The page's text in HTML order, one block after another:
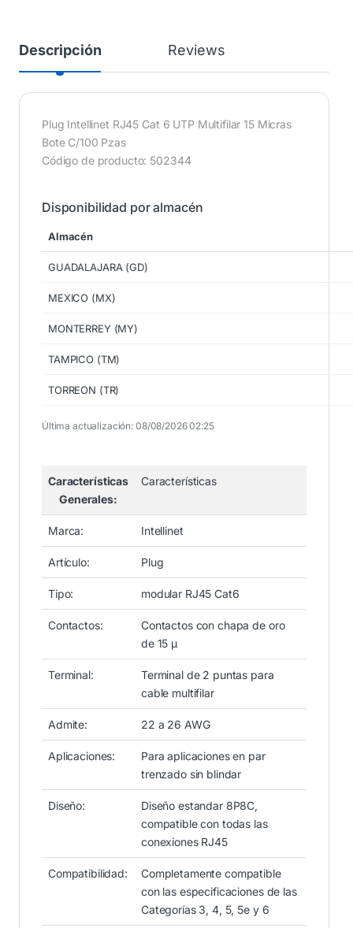
Descripción Reviews
Plug Intellinet RJ45 Cat 6 UTP Multifilar 15 Micras
Bote C/100 Pzas
Código de producto: 502344
Disponibilidad por almacén
Almacén
GUADALAJARA (GD)
MEXICO (MX)
MONTERREY (MY)
TAMPICO (TM)
TORREON (TR)
Última actualización: 08/08/2026 02:25
Características
Generales:
Características
Marca: Intellinet
Artículo: Plug
Tipo: modular RJ45 Cat6
Contactos:
Contactos con chapa de oro
de 15 µ
Terminal:
Terminal de 2 puntas para
cable multifilar
Admite: 22 a 26 AWG
Aplicaciones:
Para aplicaciones en par
trenzado sin blindar
Diseño:
Diseño estandar 8P8C,
compatible con todas las
conexiones RJ45
Compatibilidad:
Completamente compatible
con las especificaciones de las
Categorías 3, 4, 5, 5e y 6